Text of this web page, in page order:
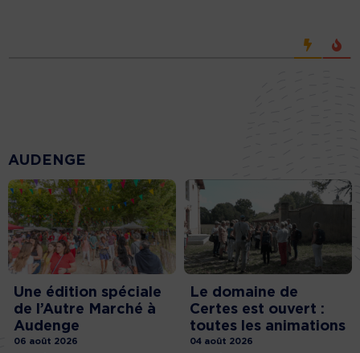
AUDENGE
Une édition spéciale
de l’Autre Marché à
Audenge
06 août 2026
Le domaine de
Certes est ouvert :
toutes les animations
04 août 2026